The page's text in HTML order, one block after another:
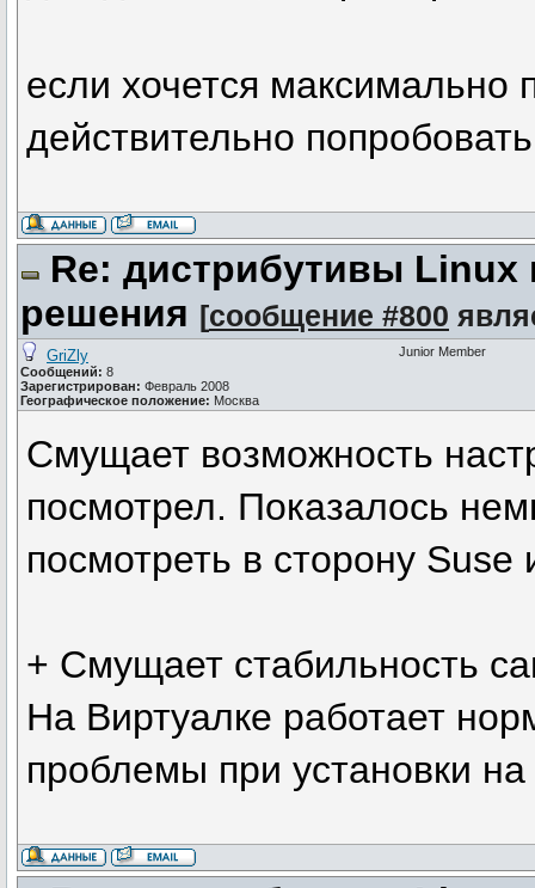
если хочется
действительно
Re: дистрибутивы Linux
решения [сообщение #800
GriZly
Сообщений: 8
Зарегистрирован: Февраль 2008
Географическое положение: Москва
Junior Member
Смущает возможность
посмотрел. Показалось
посмотреть в сторону Suse
+ Смущает стабильность
На Виртуалке работает
проблемы при установки